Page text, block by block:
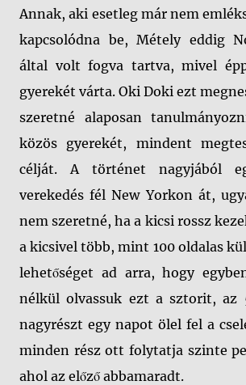
Annak, aki esetleg már nem
kapcsolódna be, Métely eddig
által volt fogva tartva, mivel
gyerekét várta. Oki Doki ezt
szeretné alaposan
közös gyerekét, mindent
célját. A történet nagyjából
verekedés fél New Yorkon át,
nem szeretné, ha a kicsi rossz
a kicsivel több, mint 100 oldalas
lehetőséget ad arra, hogy
nélkül olvassuk ezt a sztorit, az
nagyrészt egy napot ölel fel a
minden rész ott folytatja szinte
ahol az előző abbamaradt.